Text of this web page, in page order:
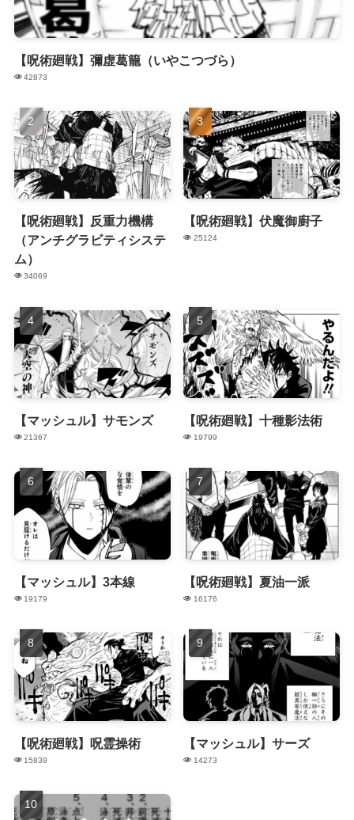
【呪術廻戦】彌虚葛籠（いやこつづら）
42873
【呪術廻戦】反重力機構
（アンチグラビティシステ
ム）
34069
【呪術廻戦】伏魔御廚子
25124
【マッシュル】サモンズ
21367
【呪術廻戦】十種影法術
19799
【マッシュル】3本線
19179
【呪術廻戦】夏油一派
16176
【呪術廻戦】呪霊操術
15839
【マッシュル】サーズ
14273